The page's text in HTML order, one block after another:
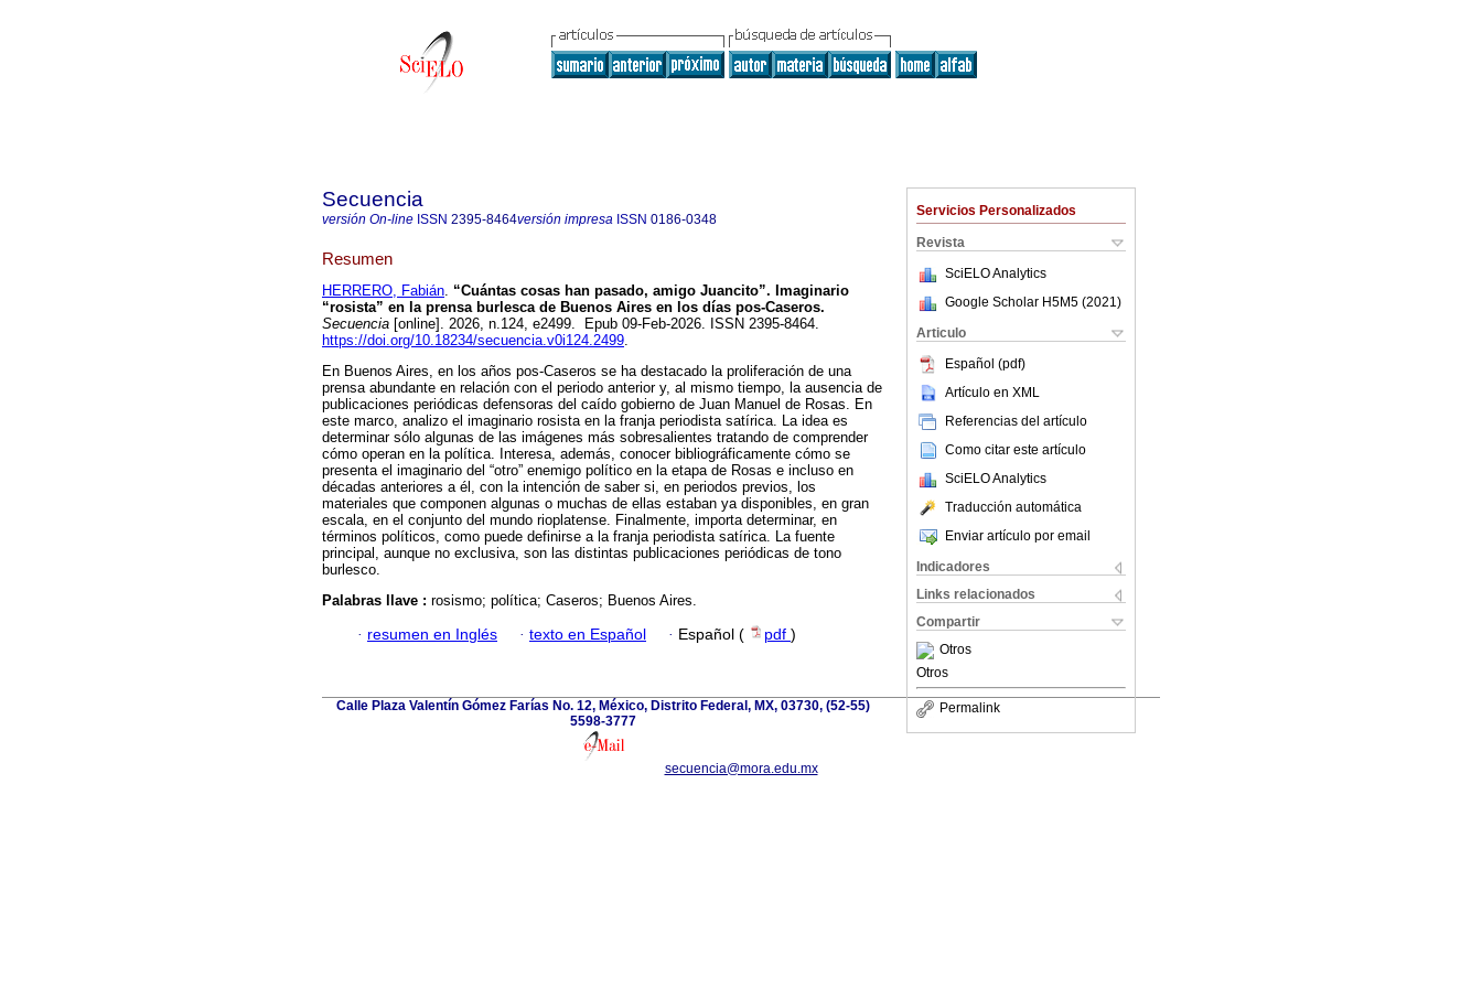
Servicios Personalizados
Revista
SciELO Analytics
Google Scholar H5M5 (2021 )
Articulo
Español (pdf)
Artículo en XML
Referencias del artículo
Como citar este artículo
SciELO Analytics
Traducción automática
Enviar artículo por email
Indicadores
Links relacionados
Compartir
Otros
Otros
Permalink
Secuencia
versión On-line ISSN 2395-8464versión impresa ISSN 0186-0348
Resumen
HERRERO, Fabián. “Cuántas cosas han pasado, amigo Juancito”. Imaginario
“rosista” en la prensa burlesca de Buenos Aires en los días pos-Caseros.
Secuencia [online]. 2026, n.124, e2499. Epub 09-Feb-2026. ISSN 2395-8464.
https://doi.org/10.18234/secuencia.v0i124.2499.
En Buenos Aires, en los años pos-Caseros se ha destacado la proliferación de una
prensa abundante en relación con el periodo anterior y, al mismo tiempo, la ausencia de
publicaciones periódicas defensoras del caído gobierno de Juan Manuel de Rosas. En
este marco, analizo el imaginario rosista en la franja periodista satírica. La idea es
determinar sólo algunas de las imágenes más sobresalientes tratando de comprender
cómo operan en la política. Interesa, además, conocer bibliográficamente cómo se
presenta el imaginario del “otro” enemigo político en la etapa de Rosas e incluso en
décadas anteriores a él, con la intención de saber si, en periodos previos, los
materiales que componen algunas o muchas de ellas estaban ya disponibles, en gran
escala, en el conjunto del mundo rioplatense. Finalmente, importa determinar, en
términos políticos, como puede definirse a la franja periodista satírica. La fuente
principal, aunque no exclusiva, son las distintas publicaciones periódicas de tono
burlesco.
Palabras llave : rosismo; política; Caseros; Buenos Aires.
· resumen en Inglés · texto en Español · Español ( pdf )
Calle Plaza Valentín Gómez Farías No. 12, México, Distrito Federal, MX, 03730, (52-55)
5598-3777
secuencia@mora.edu.mx